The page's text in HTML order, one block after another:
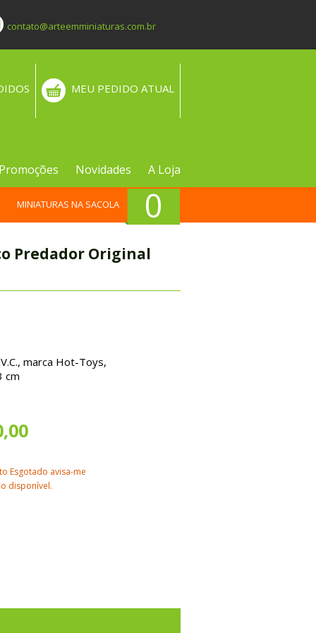
contato@arteemminiaturas.com.br
MEU PEDIDO ATUAL
Promoções Novidades A Loja
0
MINIATURAS NA SACOLA
Predador Original
marca Hot-Toys,
cm
Esgotado avisa-me
disponível.